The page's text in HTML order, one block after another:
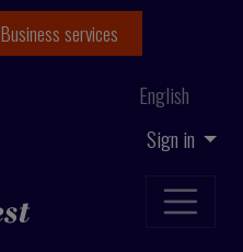
Sign in
English
Business services